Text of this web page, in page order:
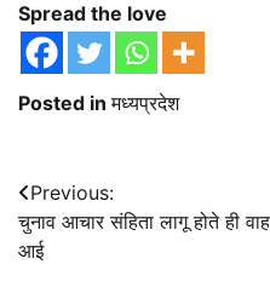
Spread the love
Posted inमध्यप्रदेश
Post
navigation
Previous:
चुनाव आचार संहिता लागू होते ही
आई